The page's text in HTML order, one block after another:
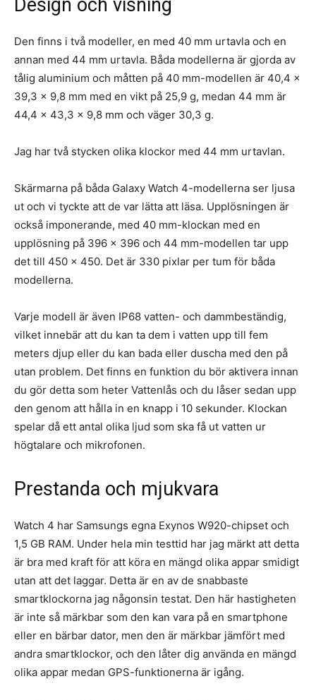
Design och visning
Den finns i två modeller, en med 40 mm urtavla och en
annan med 44 mm urtavla. Båda modellerna är gjorda av
tålig aluminium och måtten på 40 mm-modellen är 40,4 x
39,3 x 9,8 mm med en vikt på 25,9 g, medan 44 mm är
44,4 x 43,3 x 9,8 mm och väger 30,3 g.
Jag har två stycken olika klockor med 44 mm urtavlan.
Skärmarna på båda Galaxy Watch 4-modellerna ser ljusa
ut och vi tyckte att de var lätta att läsa. Upplösningen är
också imponerande, med 40 mm-klockan med en
upplösning på 396 x 396 och 44 mm-modellen tar upp
det till 450 x 450. Det är 330 pixlar per tum för båda
modellerna.
Varje modell är även IP68 vatten- och dammbeständig,
vilket innebär att du kan ta dem i vatten upp till fem
meters djup eller du kan bada eller duscha med den på
utan problem. Det finns en funktion du bör aktivera innan
du gör detta som heter Vattenlås och du låser sedan upp
den genom att hålla in en knapp i 10 sekunder. Klockan
spelar då ett antal olika ljud som ska få ut vatten ur
högtalare och mikrofonen.
Prestanda och mjukvara
Watch 4 har Samsungs egna Exynos W920-chipset och
1,5 GB RAM. Under hela min testtid har jag märkt att detta
är bra med kraft för att köra en mängd olika appar smidigt
utan att det laggar. Detta är en av de snabbaste
smartklockorna jag någonsin testat. Den här hastigheten
är inte så märkbar som den kan vara på en smartphone
eller en bärbar dator, men den är märkbar jämfört med
andra smartklockor, och den låter dig använda en mängd
olika appar medan GPS-funktionerna är igång.